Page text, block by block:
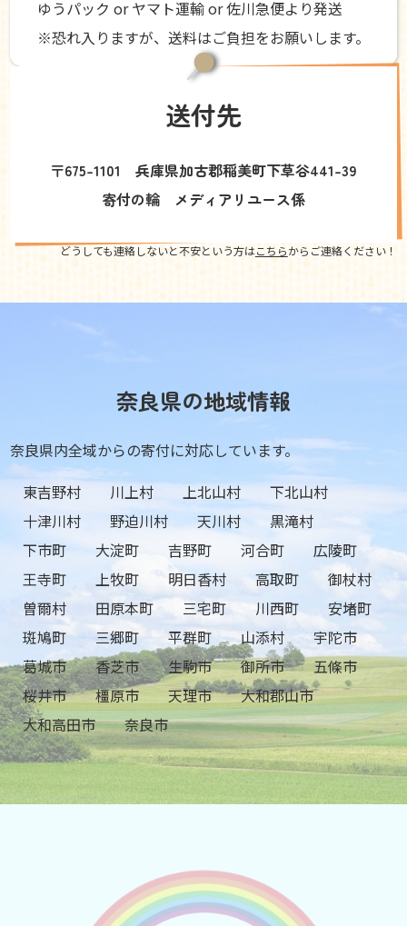
ゆうパック or ヤマト運輸 or 佐川急便より発送
※恐れ入りますが、送料はご負担をお願いします。
送付先
〒675-1101 兵庫県加古郡稲美町下草谷441-39
寄付の輪 メディアリユース係
どうしても連絡しないと不安という方はこちらからご連絡ください！
奈良県の地域情報
奈良県内全域からの寄付に対応しています。
東吉野村
川上村 上北山村
下北山村
十津川村
野迫川村 天川村
黒滝村
下市町
大淀町 吉野町 河合町
広陵町
王寺町
上牧町 明日香村 高取町
御杖村
曽爾村
田原本町 三宅町 川西町
安堵町
斑鳩町
三郷町 平群町 山添村
宇陀市
葛城市
香芝市 生駒市 御所市
五條市
桜井市
橿原市 天理市
大和郡山市
大和高田市
奈良市